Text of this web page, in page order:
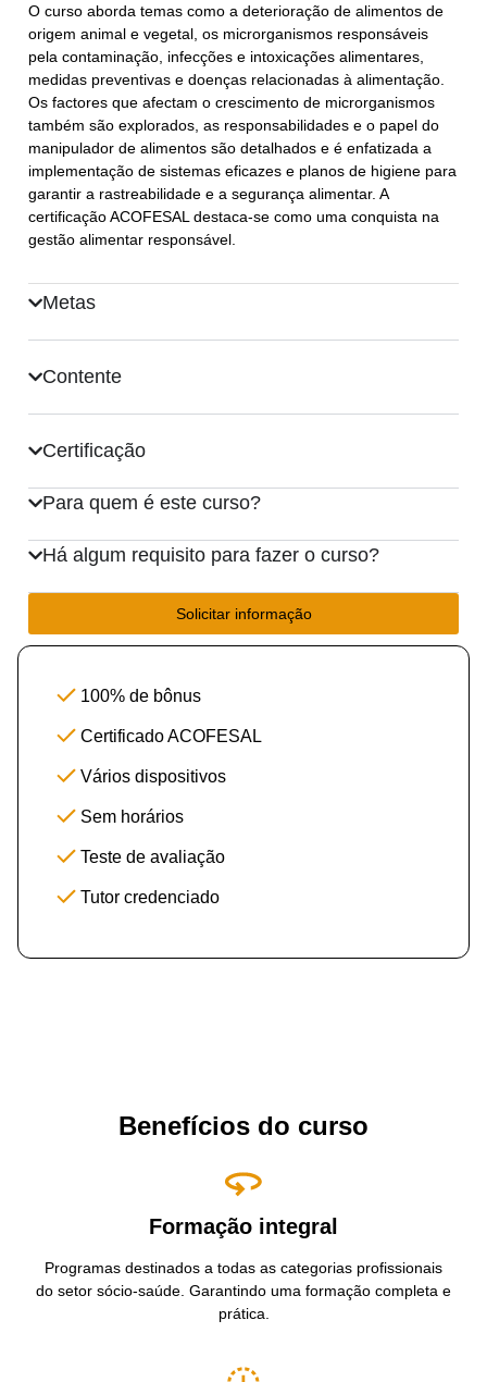
O curso aborda temas como a deterioração de alimentos de
origem animal e vegetal, os microrganismos responsáveis
pela contaminação, infecções e intoxicações alimentares,
medidas preventivas e doenças relacionadas à alimentação.
Os factores que afectam o crescimento de microrganismos
também são explorados, as responsabilidades e o papel do
manipulador de alimentos são detalhados e é enfatizada a
implementação de sistemas eficazes e planos de higiene para
garantir a rastreabilidade e a segurança alimentar. A
certificação ACOFESAL destaca-se como uma conquista na
gestão alimentar responsável.
Metas
Contente
Certificação
Para quem é este curso?
Há algum requisito para fazer o curso?
Solicitar informação
100% de bônus
Certificado ACOFESAL
Vários dispositivos
Sem horários
Teste de avaliação
Tutor credenciado
Benefícios do curso
Formação integral
Programas destinados a todas as categorias profissionais
do setor sócio-saúde. Garantindo uma formação completa e
prática.